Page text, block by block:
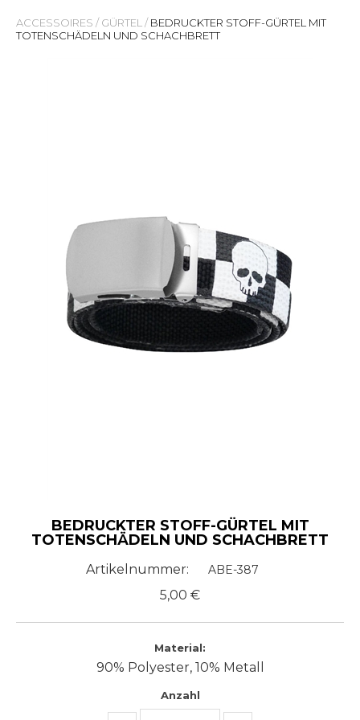
ACCESSOIRES / GÜRTEL / BEDRUCKTER STOFF-GÜRTEL MIT
TOTENSCHÄDELN UND SCHACHBRETT
BEDRUCKTER STOFF-GÜRTEL MIT
TOTENSCHÄDELN UND SCHACHBRETT
Artikelnummer: ABE-387
5,00 €
Material:
90% Polyester, 10% Metall
Anzahl